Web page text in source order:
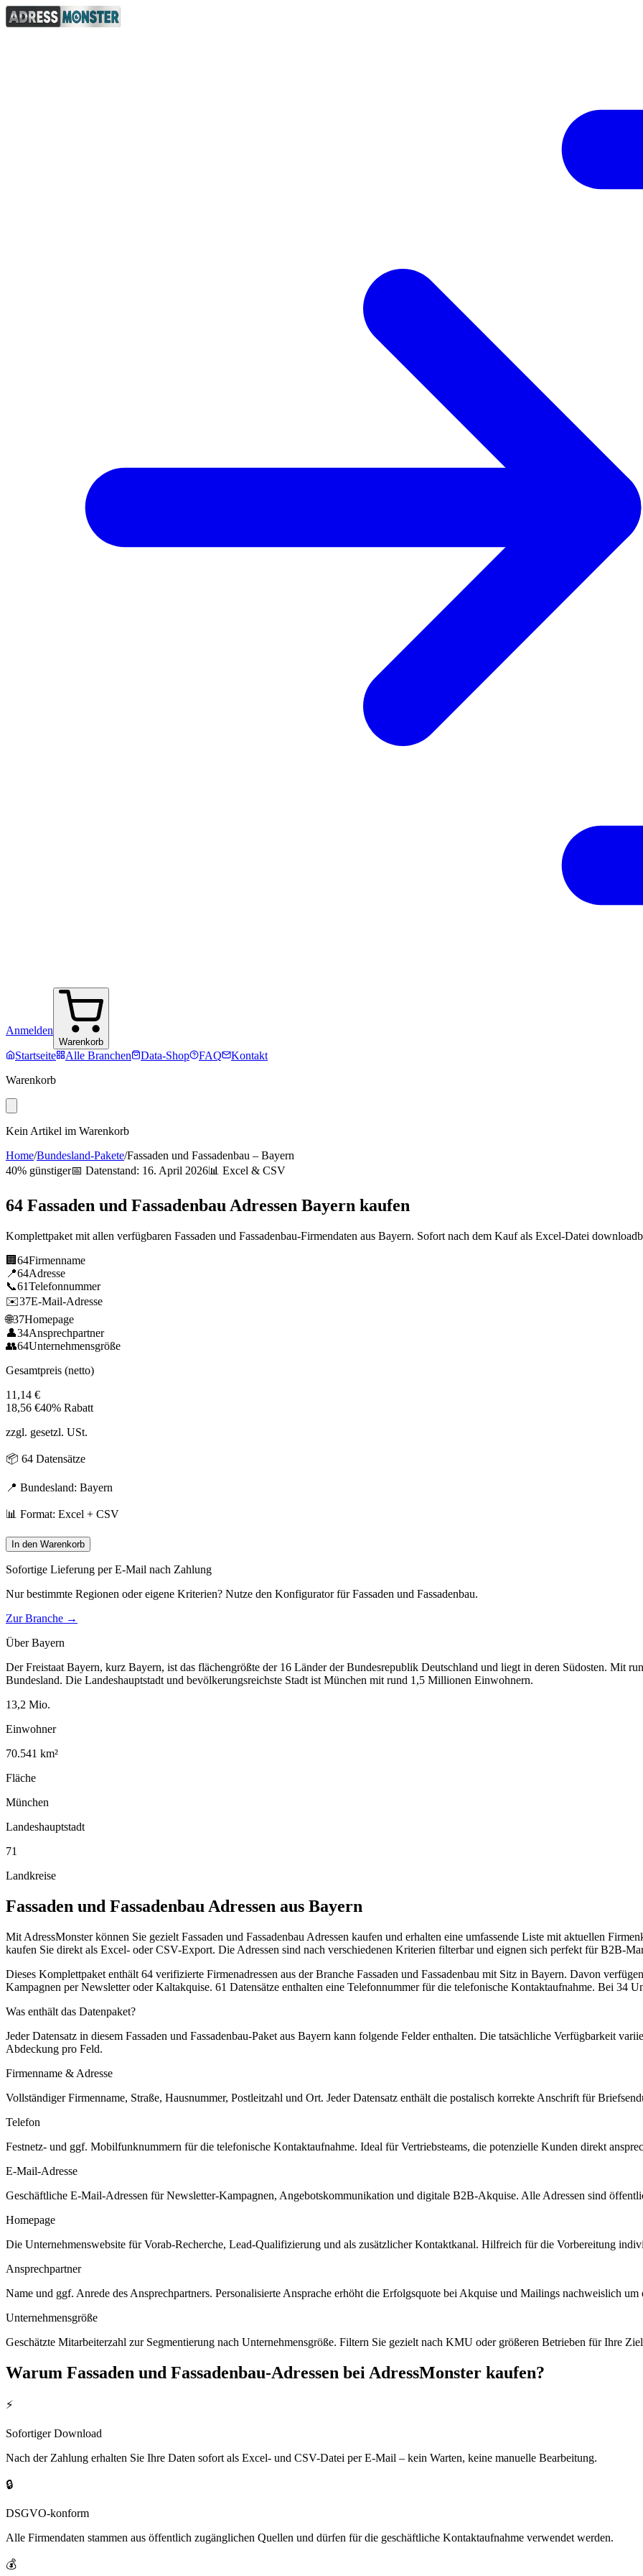
Anmelden
Warenkorb
Startseite Alle Branchen Data-Shop FAQ
Kontakt
Warenkorb
Kein Artikel im Warenkorb
Home/Bundesland-Pakete/Fassaden und Fassadenbau – Bayern
40% günstiger📅 Datenstand: 16. April 2026📊 Excel & CSV
64 Fassaden und Fassadenbau Adressen Bayern kaufen
Komplettpaket mit allen verfügbaren Fassaden und Fassadenbau-Firmendaten aus Bayern. Sofort nach dem Kauf als Excel-Datei
🏢 64Firmenname
📍64Adresse
📞61Telefonnummer
✉️37E-Mail-Adresse
🌐37Homepage
👤34Ansprechpartner
👥64Unternehmensgröße
Gesamtpreis (netto)
11,14 €
18,56 €40% Rabatt
zzgl. gesetzl. USt.
📦 64 Datensätze
📍 Bundesland: Bayern
📊 Format: Excel + CSV
In den Warenkorb
Sofortige Lieferung per E-Mail nach Zahlung
Nur bestimmte Regionen oder eigene Kriterien? Nutze den Konfigurator fürFassaden und Fassadenbau.
Zur Branche →
ÜberBayern
Der Freistaat Bayern, kurz Bayern, ist das flächengrößte der 16 Länder der Bundesrepublik Deutschland und liegt in deren Südosten. Mit
Bundesland. Die Landeshauptstadt und bevölkerungsreichste Stadt ist München mit rund 1,5 Millionen Einwohnern.
13,2 Mio.
Einwohner
70.541 km²
Fläche
München
Landeshauptstadt
71
Landkreise
Fassaden und Fassadenbau Adressen aus Bayern
Mit AdressMonster können Sie gezielt Fassaden und Fassadenbau Adressen kaufen und erhalten eine umfassende Liste mit aktuellen
kaufen Sie direkt als Excel- oder CSV-Export. Die Adressen sind nach verschiedenen Kriterien filterbar und eignen sich perfekt für B2B-
Dieses Komplettpaket enthält 64 verifizierte Firmenadressen aus der Branche Fassaden und Fassadenbau mit Sitz in Bayern. Davon
Kampagnen per Newsletter oder Kaltakquise. 61 Datensätze enthalten eine Telefonnummer für die telefonische Kontaktaufnahme. Bei 34
Was enthält das Datenpaket?
Jeder Datensatz in diesem Fassaden und Fassadenbau-Paket aus Bayern kann folgende Felder enthalten. Die tatsächliche Verfügbarkeit
Abdeckung pro Feld.
Firmenname & Adresse
Vollständiger Firmenname, Straße, Hausnummer, Postleitzahl und Ort. Jeder Datensatz enthält die postalisch korrekte Anschrift für
Telefon
Festnetz- und ggf. Mobilfunknummern für die telefonische Kontaktaufnahme. Ideal für Vertriebsteams, die potenzielle Kunden direkt
E-Mail-Adresse
Geschäftliche E-Mail-Adressen für Newsletter-Kampagnen, Angebotskommunikation und digitale B2B-Akquise. Alle Adressen sind
Homepage
Die Unternehmenswebsite für Vorab-Recherche, Lead-Qualifizierung und als zusätzlicher Kontaktkanal. Hilfreich für die Vorbereitung
Ansprechpartner
Name und ggf. Anrede des Ansprechpartners. Personalisierte Ansprache erhöht die Erfolgsquote bei Akquise und Mailings nachweislich um
Unternehmensgröße
Geschätzte Mitarbeiterzahl zur Segmentierung nach Unternehmensgröße. Filtern Sie gezielt nach KMU oder größeren Betrieben für Ihre
Warum Fassaden und Fassadenbau-Adressen bei AdressMonster kaufen?
⚡
Sofortiger Download
Nach der Zahlung erhalten Sie Ihre Daten sofort als Excel- und CSV-Datei per E-Mail – kein Warten, keine manuelle Bearbeitung.
🔒
DSGVO-konform
Alle Firmendaten stammen aus öffentlich zugänglichen Quellen und dürfen für die geschäftliche Kontaktaufnahme verwendet werden.
💰